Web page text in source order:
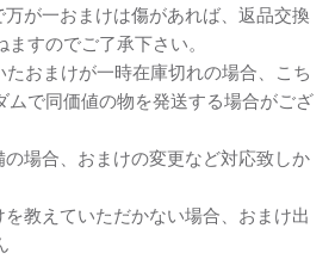
が一おまけは傷があれば、返品交換
すのでご了承下さい。
おまけが一時在庫切れの場合、こち
ムで同価値の物を発送する場合がござ
場合、おまけの変更など対応致しか
教えていただかない場合、おまけ出